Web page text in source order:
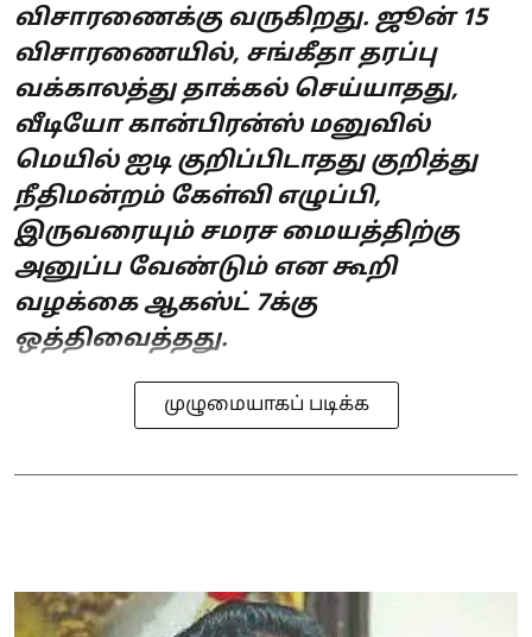
விசாரணைக்கு வருகிறது. ஜூன் 15
விசாரணையில், சங்கீதா தரப்பு
வக்காலத்து தாக்கல் செய்யாதது,
வீடியோ கான்பிரன்ஸ் மனுவில்
மெயில் ஐடி குறிப்பிடாதது குறித்து
நீதிமன்றம் கேள்வி எழுப்பி,
இருவரையும் சமரச மையத்திற்கு
அனுப்ப வேண்டும் என கூறி
வழக்கை ஆகஸ்ட் 7க்கு
ஒத்திவைத்தது.
முழுமையாகப் படிக்க